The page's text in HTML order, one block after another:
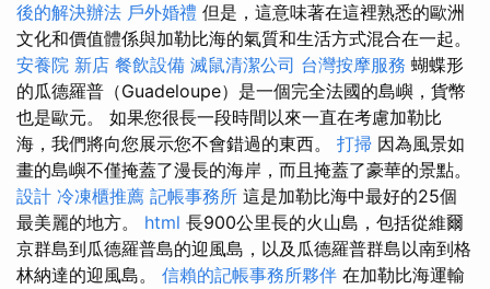
後的解決辦法 戶外婚禮 但是，這意味著在這裡熟悉的歐洲
文化和價值體係與加勒比海的氣質和生活方式混合在一起。
安養院 新店 餐飲設備 滅鼠清潔公司 台灣按摩服務 蝴蝶形
的瓜德羅普（Guadeloupe）是一個完全法國的島嶼，貨幣
也是歐元。 如果您很長一段時間以來一直在考慮加勒比
海，我們將向您展示您不會錯過的東西。 打掃 因為風景如
畫的島嶼不僅掩蓋了漫長的海岸，而且掩蓋了豪華的景點。
設計 冷凍櫃推薦 記帳事務所 這是加勒比海中最好的25個
最美麗的地方。 html 長900公里長的火山島，包括從維爾
京群島到瓜德羅普島的迎風島，以及瓜德羅普群島以南到格
林納達的迎風島。 信賴的記帳事務所夥伴 在加勒比海運輸